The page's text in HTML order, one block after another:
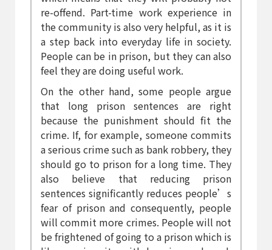
re-offend. Part-time work experience in
the community is also very helpful, as it is
a step back into everyday life in society.
People can be in prison, but they can also
feel they are doing useful work.
On the other hand, some people argue
that long prison sentences are right
because the punishment should fit the
crime. If, for example, someone commits
a serious crime such as bank robbery, they
should go to prison for a long time. They
also believe that reducing prison
sentences significantly reduces people’s
fear of prison and consequently, people
will commit more crimes. People will not
be frightened of going to a prison which is